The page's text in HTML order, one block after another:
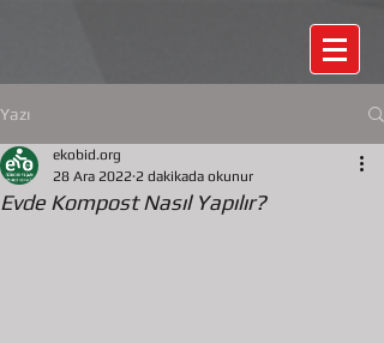
Yazı
Evde Kompost Nasıl Yapılır?
ekobid.org
28 Ara 2022 2 dakikada okunur